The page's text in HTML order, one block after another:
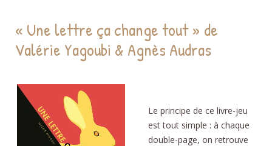
« Une lettre ça change tout » de
Valérie Yagoubi & Agnès Audras
Le principe de ce livre-jeu
est tout simple : à chaque
double-page, on retrouve